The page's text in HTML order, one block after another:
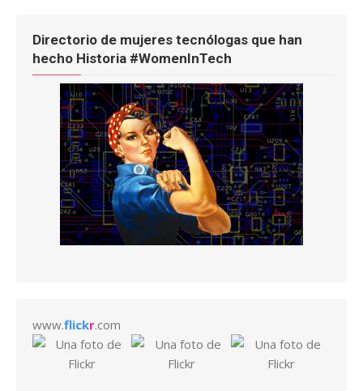
Directorio de mujeres tecnólogas que han
hecho Historia #WomenInTech
www.flickr.com